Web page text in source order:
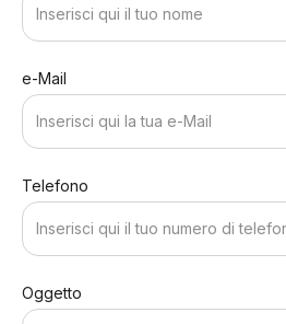
e-Mail
Telefono
Oggetto